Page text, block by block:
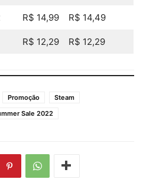
R$ 14,99 R$ 14,49
R$ 12,29 R$ 12,29
Promoção
Steam
Sale 2022